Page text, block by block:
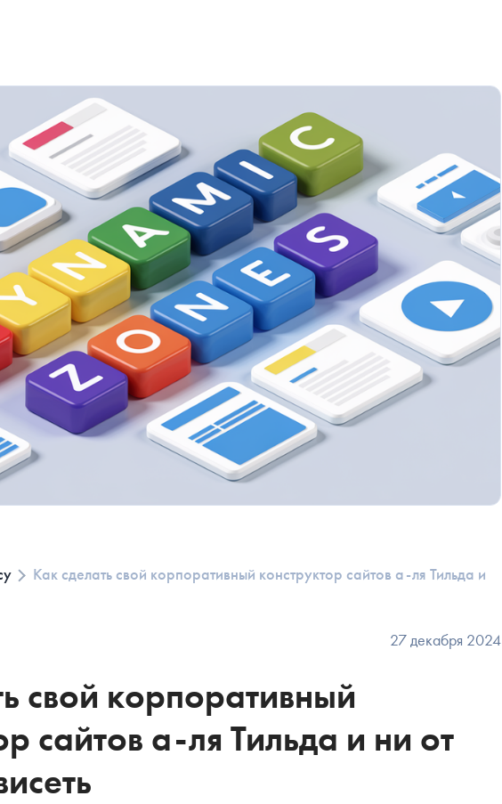
Как сделать свой корпоративный конструктор сайтов а-ля Тильда и
27 декабря 2024
свой корпоративный
сайтов а-ля Тильда и ни от
СМЕТЫ
ГОТОВО!